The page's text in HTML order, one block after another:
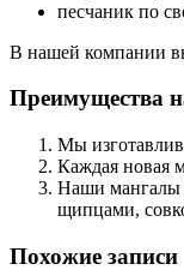
песчаник по
В нашей компании вы
Преимущества
Мы
Каждая новая
Наши мангалы
щипцами,
Похожие записи